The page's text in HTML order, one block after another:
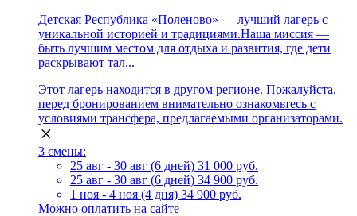
Детская Республика «Поленово» — лучший лагерь с
уникальной историей и традициями.Наша миссия —
быть лучшим местом для отдыха и развития, где дети
раскрывают тал...
Этот лагерь находится в другом регионе. Пожалуйста,
перед бронированием внимательно ознакомьтесь с
условиями трансфера, предлагаемыми организаторами.
3 смены:
25 авг - 30 авг (6 дней) 31 000 руб.
25 авг - 30 авг (6 дней) 34 900 руб.
1 ноя - 4 ноя (4 дня) 34 900 руб.
Можно оплатить на сайте